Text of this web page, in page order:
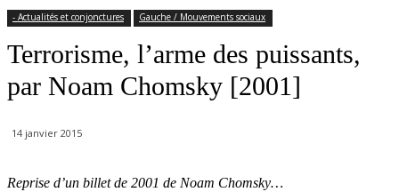
- Actualités et conjonctures Gauche / Mouvements sociaux
Terrorisme, l’arme des puissants,
par Noam Chomsky [2001]
14 janvier 2015
Reprise d’un billet de 2001 de Noam Chomsky…